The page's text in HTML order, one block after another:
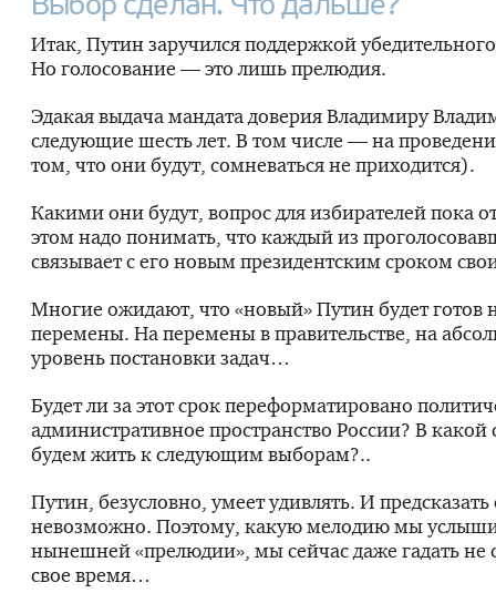
Итак, Путин заручился поддержкой
Но голосование — это лишь прелюдия.
Эдакая выдача мандата доверия Владимиру
следующие шесть лет. В том числе — на
том, что они будут, сомневаться не приходится).
Какими они будут, вопрос для избирателей пока
этом надо понимать, что каждый из
связывает с его новым президентским сроком
Многие ожидают, что «новый» Путин будет готов
перемены. На перемены в правительстве, на
уровень постановки задач…
Будет ли за этот срок переформатировано
административное пространство России? В какой
будем жить к следующим выборам?..
Путин, безусловно, умеет удивлять. И предсказать
невозможно. Поэтому, какую мелодию мы
нынешней «прелюдии», мы сейчас даже гадать не
свое время…